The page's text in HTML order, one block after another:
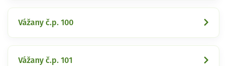
Vážany č.p. 100
Vážany č.p. 101